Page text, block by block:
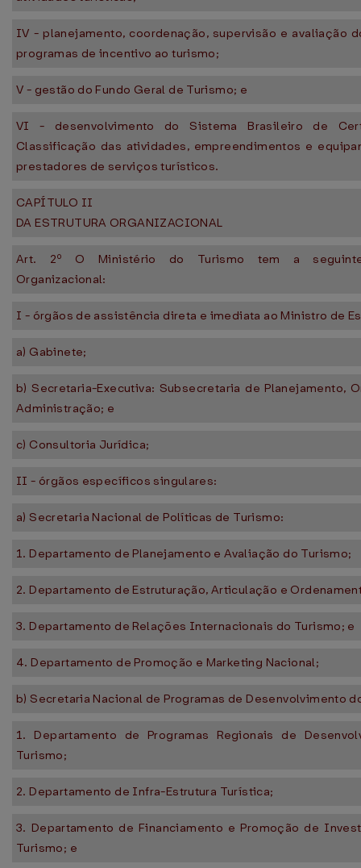
IV - planejamento, coordenação, supervisão e avaliação
programas de incentivo ao turismo;
V - gestão do Fundo Geral de Turismo; e
VI - desenvolvimento do Sistema Brasileiro de
Classificação das atividades, empreendimentos e
prestadores de serviços turísticos.
CAPÍTULO II
DA ESTRUTURA ORGANIZACIONAL
Art. 2º O Ministério do Turismo tem a seguinte
Organizacional:
I - órgãos de assistência direta e imediata ao Ministro de
a) Gabinete;
b) Secretaria-Executiva: Subsecretaria de Planejamento,
Administração; e
c) Consultoria Jurídica;
II - órgãos específicos singulares:
a) Secretaria Nacional de Políticas de Turismo:
1. Departamento de Planejamento e Avaliação do Turismo;
2. Departamento de Estruturação, Articulação e
3. Departamento de Relações Internacionais do Turismo; e
4. Departamento de Promoção e Marketing Nacional;
b) Secretaria Nacional de Programas de Desenvolvimento
1. Departamento de Programas Regionais de
Turismo;
2. Departamento de Infra-Estrutura Turística;
3. Departamento de Financiamento e Promoção de
Turismo; e